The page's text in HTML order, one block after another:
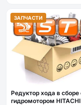
ЗАПЧАСТИ
Редуктор хода в сборе с
гидромотором HITACHI